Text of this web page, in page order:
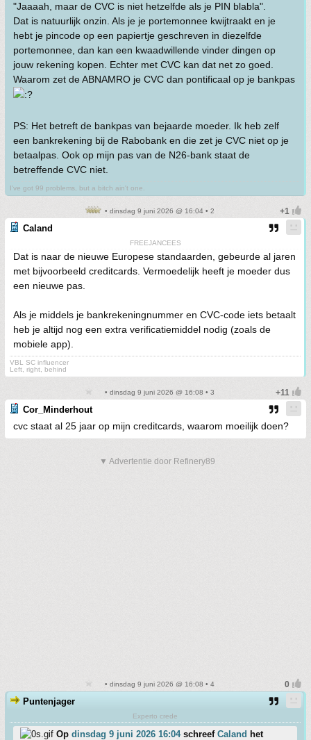
"Jaaaah, maar de CVC is niet hetzelfde als je PIN blabla".
Dat is natuurlijk onzin. Als je je portemonnee kwijtraakt en je
hebt je pincode op een papiertje geschreven in diezelfde
portemonnee, dan kan een kwaadwillende vinder dingen op
jouw rekening kopen. Echter met CVC kan dat net zo goed.
Waarom zet de ABNAMRO je CVC dan pontificaal op je bankpas
PS: Het betreft de bankpas van bejaarde moeder. Ik heb zelf
een bankrekening bij de Rabobank en die zet je CVC niet op je
betaalpas. Ook op mijn pas van de N26-bank staat de
betreffende CVC niet.
I've got 99 problems, but a bitch ain't one.
• dinsdag 9 juni 2026 @ 16:04 • 2
Caland
FREEJANCEES
Dat is naar de nieuwe Europese standaarden, gebeurde al jaren
met bijvoorbeeld creditcards. Vermoedelijk heeft je moeder dus
een nieuwe pas.
Als je middels je bankrekeningnummer en CVC-code iets betaalt
heb je altijd nog een extra verificatiemiddel nodig (zoals de
mobiele app).
VBL SC influencer
Left, right, behind
• dinsdag 9 juni 2026 @ 16:08 • 3
Cor_Minderhout
cvc staat al 25 jaar op mijn creditcards, waarom moeilijk doen?
▼ Advertentie door Refinery89
• dinsdag 9 juni 2026 @ 16:08 • 4
Puntenjager
Experto crede
Op dinsdag 9 juni 2026 16:04schreef Caland het